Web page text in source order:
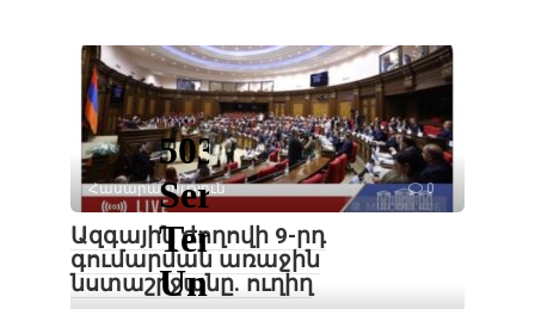
Հասարակություն 0
Ազգային ժողովի 9-րդ
գումարման առաջին
նստաշրջանը. ուղիղ